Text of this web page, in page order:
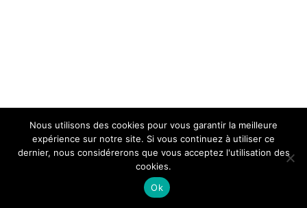
Nous utilisons des cookies pour vous garantir la meilleure
expérience sur notre site. Si vous continuez à utiliser ce
dernier, nous considérerons que vous acceptez l'utilisation des
cookies.
Ok